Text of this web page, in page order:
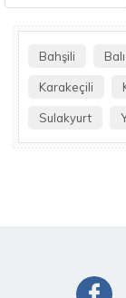
Bahşili
Karakeçili
Sulakyurt